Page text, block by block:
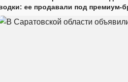
ее продавали под премиум-